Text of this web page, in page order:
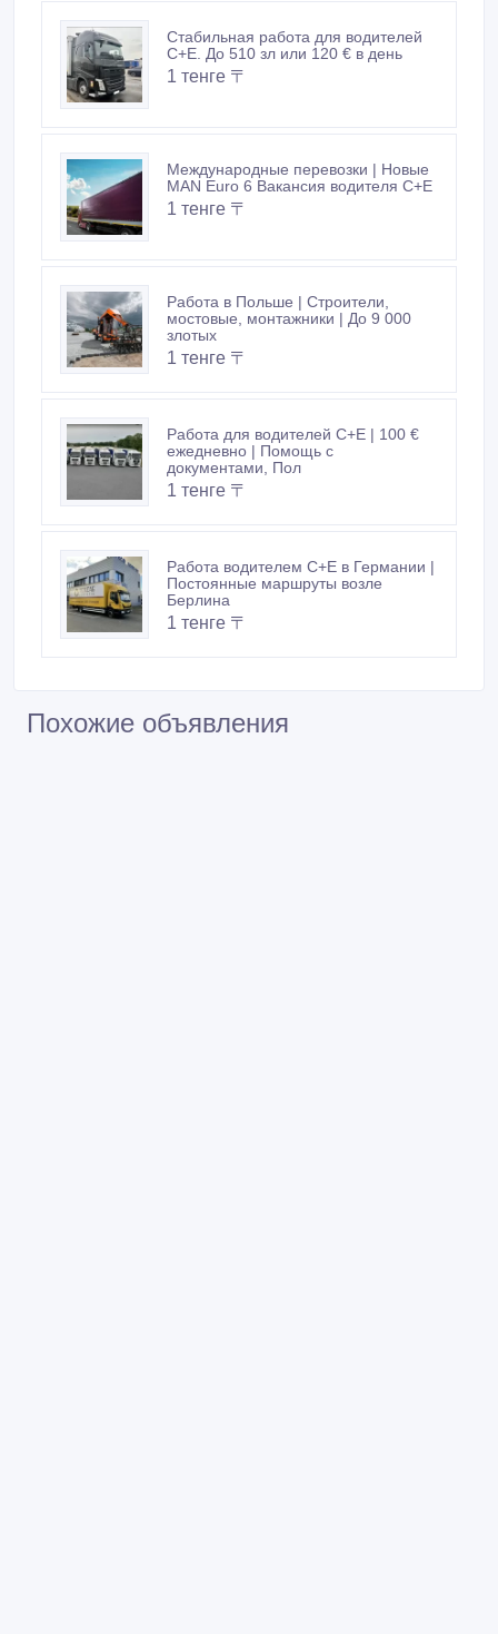
Стабильная работа для водителей
C+E. До 510 зл или 120 € в день
1 тенге 〒
Международные перевозки | Новые
MAN Euro 6 Вакансия водителя C+E
1 тенге 〒
Работа в Польше | Строители,
мостовые, монтажники | До 9 000
злотых
1 тенге 〒
Работа для водителей C+E | 100 €
ежедневно | Помощь с
документами, Пол
1 тенге 〒
Работа водителем C+E в Германии |
Постоянные маршруты возле
Берлина
1 тенге 〒
Похожие объявления